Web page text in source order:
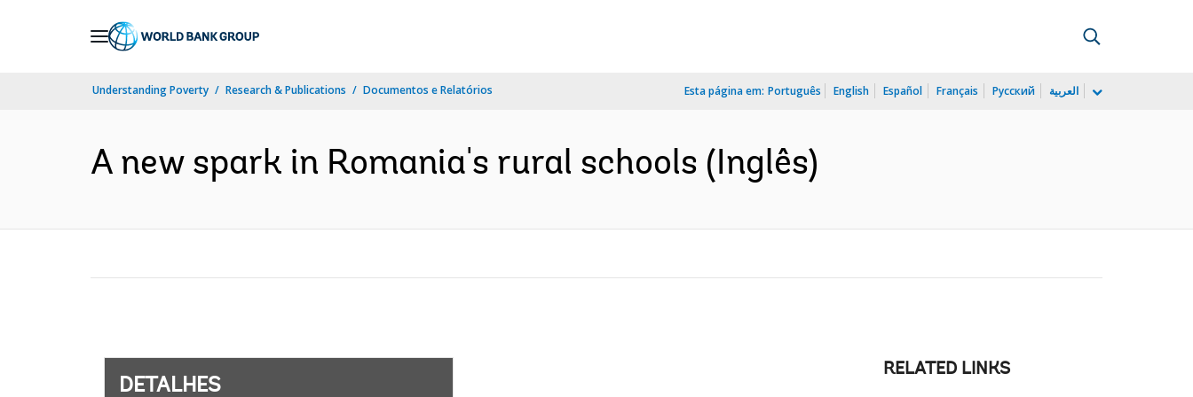
Understanding Poverty Research & Publications Documentos e Relatórios Esta página em: Português English Español Français Русский العربية
A new spark in Romania's rural schools (Inglês)
DETALHES
RELATED LINKS